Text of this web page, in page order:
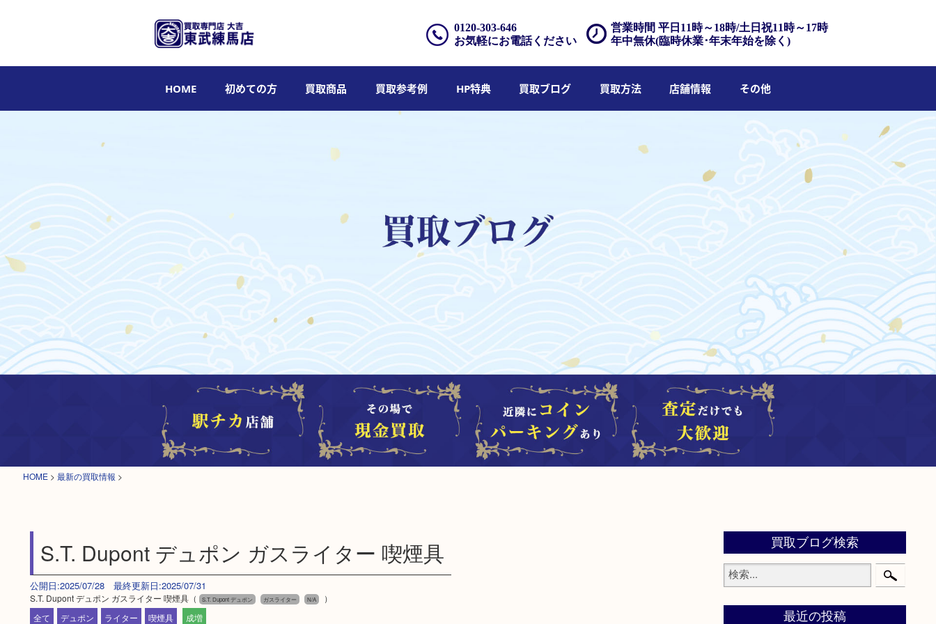
営業時間 平日11時～18時/土日祝11時～17時
年中無休(臨時休業･年末年始を除く)
0120-303-646
お気軽にお電話ください
HOME 初めての方 買取商品 買取参考例 HP特典 買取ブログ 買取方法 店舗情報 その他
HOME > 最新の買取情報 >
S.T. Dupont デュポン ガスライター 喫煙具
公開日:2025/07/28 最終更新日:2025/07/31
S.T. Dupont デュポン ガスライター 喫煙具（ S.T. Dupont デュポン ガスライター N/A
）
全て
デュポン ライター 喫煙具 成増
買取ブログ検索
最近の投稿